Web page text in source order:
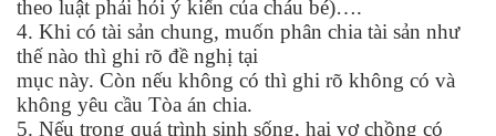
theo luật phải hỏi ý kiến của cháu bé)….
4. Khi có tài sản chung, muốn phân chia tài sản như
thế nào thì ghi rõ đề nghị tại
mục này. Còn nếu không có thì ghi rõ không có và
không yêu cầu Tòa án chia.
5. Nếu trong quá trình sinh sống, hai vợ chồng có